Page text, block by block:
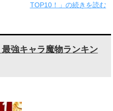
TOP10！」の続きを読む
最強キャラ魔物ランキン